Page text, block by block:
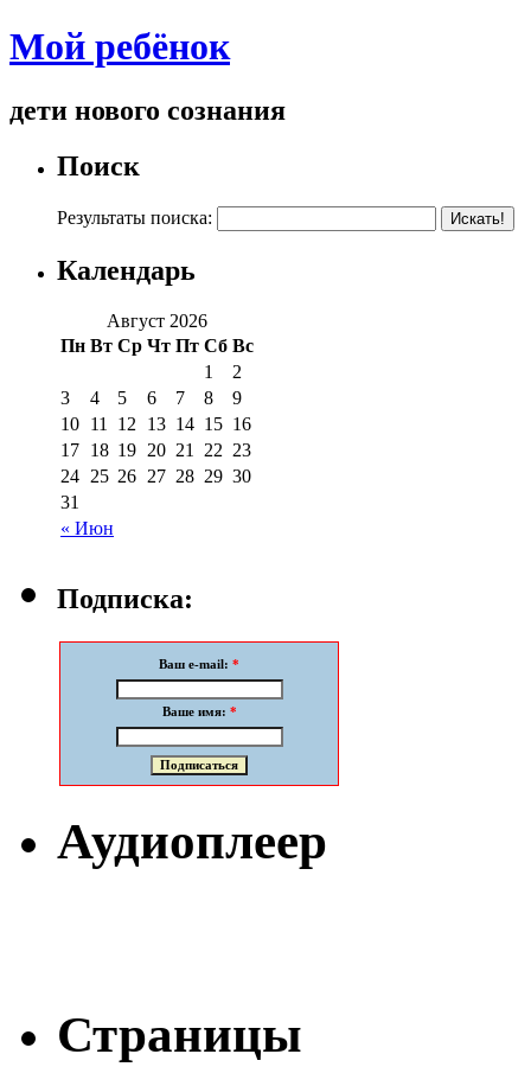
Мой ребёнок
дети нового сознания
Поиск
Результаты поиска:
Календарь
Август 2026
Пн Вт Ср Чт Пт Сб Вс
« Июн
1
2
3
4 5 6 7 8
9
10 11 12 13 14 15 16
17 18 19 20 21 22 23
24 25 26 27 28 29 30
31
Подписка:
Ваш e-mail: *
Ваше имя: *
Аудиоплеер
Страницы